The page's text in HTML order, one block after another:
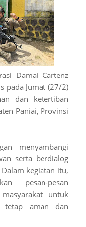
Damai Cartenz
pada Jumat (27/2)
dan ketertiban
Paniai, Provinsi
menyambangi
serta berdialog
kegiatan itu,
pesan-pesan
untuk
tetap aman dan